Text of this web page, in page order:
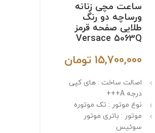
کلیک کنید
ساعت مچی زنانه
ورساچه دو رنگ
طلایی صفحه قرمز
Versace 5063Q
15,700,000 تومان
اصالت ساخت : های کپی
درجه A+++
نوع موتور : تک موتوره
موتور : باتری موتور
سوئیس